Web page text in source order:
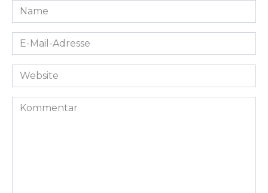
Name
*
E-
Mail-
Adresse
Website
Kommentar